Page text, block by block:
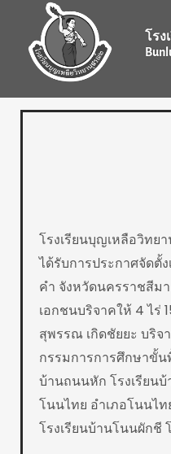
content
โร
โรงเรียนบุญเหลือวิทย
ได้รับการประกาศจัดตั้
คำ จังหวัดนครราชสีม
เอกชนบริจาคให้ 4 ไร่
สุพรรณ เกิดชัยยะ บริ
กรรมการการศึกษาขั้น
บ้านถนนหัก โรงเรียนบ้
โนนไทย อำเภอโนนไ
โรงเรียนบ้านโนนผักชี